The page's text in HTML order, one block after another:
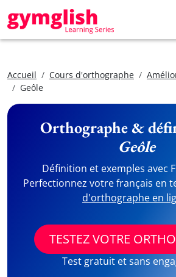
Accueil Cours d'orthographe
Geôle
Orthographe &
Geôle
Définition et exemples avec
Perfectionnez votre français en
d'orthographe en
TESTEZ VOTRE
Test gratuit et sans